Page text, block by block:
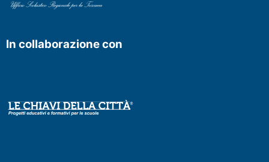
In collaborazione con